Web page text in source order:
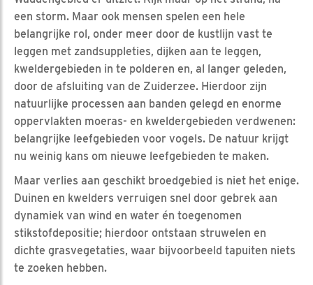
een storm. Maar ook mensen spelen een hele
belangrijke rol, onder meer door de kustlijn vast te
leggen met zandsuppleties, dijken aan te leggen,
kweldergebieden in te polderen en, al langer geleden,
door de afsluiting van de Zuiderzee. Hierdoor zijn
natuurlijke processen aan banden gelegd en enorme
oppervlakten moeras- en kweldergebieden verdwenen:
belangrijke leefgebieden voor vogels. De natuur krijgt
nu weinig kans om nieuwe leefgebieden te maken.
Maar verlies aan geschikt broedgebied is niet het enige.
Duinen en kwelders verruigen snel door gebrek aan
dynamiek van wind en water én toegenomen
stikstofdepositie; hierdoor ontstaan struwelen en
dichte grasvegetaties, waar bijvoorbeeld tapuiten niets
te zoeken hebben.